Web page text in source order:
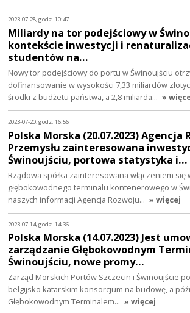
2023-07-28, godz. 10:47
Miliardy na tor podejściowy w
kontekście inwestycji i
studentów na…
Nowy tor podejściowy do portu w Świnoujściu
dofinansowanie w wysokości 7,33 miliardów
środki z budżetu państwa, a 2,8 miliarda… »
2023-07-20, godz. 16:56
Polska Morska (20.07.2023) Agencja
Przemysłu zainteresowana
Świnoujściu, portowa statystyka i…
Rządowa spółka zainteresowana włączeniem się
głębokowodnego terminalu kontenerowego w
naszych informacji Agencja Rozwoju… » więcej
2023-07-14, godz. 14:36
Polska Morska (14.07.2023) Jest
zarządzanie Głębokowodnym
Świnoujściu, nowe promy…
Zarząd Morskich Portów Szczecin i Świnoujście
belgijsko katarskim konsorcjum na budowę, a
Głębokowodnym Terminalem… » więcej